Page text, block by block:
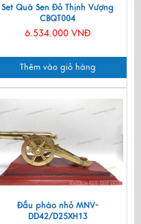
Set Quà Sen Đỏ Thịnh Vượng
CBQT004
6.534.000 VNĐ
Thêm vào giỏ hàng
Đầu pháo nhỏ MNV-
DD42/D25XH13